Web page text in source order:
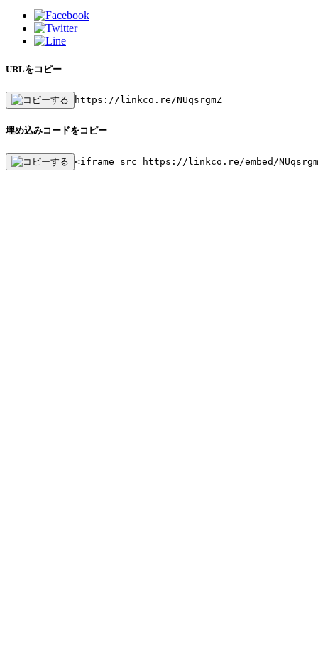
URLをコピー
https://linkco.re/NUqsrgmZ
埋め込みコードをコピー
<iframe src=https://linkco.re/embed/